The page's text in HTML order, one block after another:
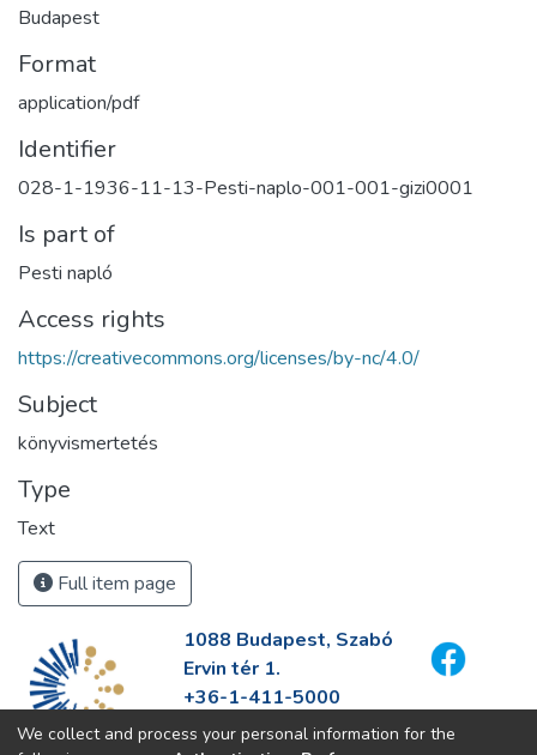
Budapest
Format
application/pdf
Identifier
028-1-1936-11-13-Pesti-naplo-001-001-gizi0001
Is part of
Pesti napló
Access rights
https://creativecommons.org/licenses/by-nc/4.0/
Subject
könyvismertetés
Type
Text
Full item page
1088 Budapest, Szabó
Ervin tér 1.
+36-1-411-5000
info@fszek.hu
We collect and process your personal information for the